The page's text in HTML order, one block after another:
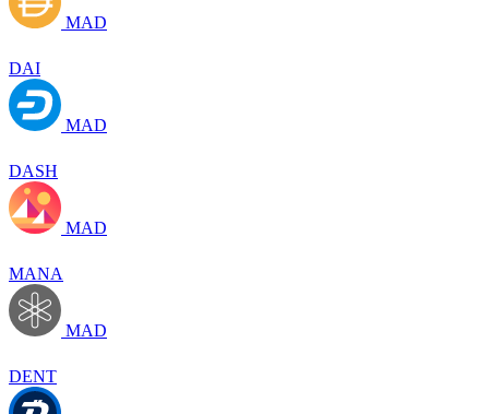
MAD
DAI
MAD
DASH
MAD
MANA
MAD
DENT